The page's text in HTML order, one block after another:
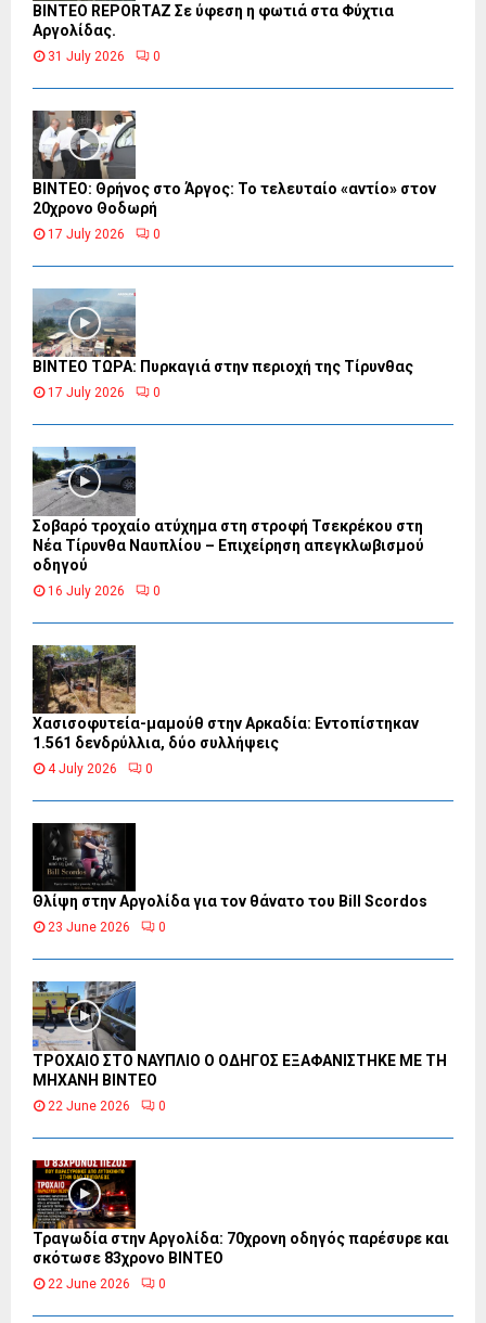
BINTEO REPORTAZ Σε ύφεση η φωτιά στα Φύχτια
Αργολίδας.
31 July 2026 0
ΒΙΝΤΕΟ: Θρήνος στο Άργος: Το τελευταίο «αντίο» στον
20χρονο Θοδωρή
17 July 2026 0
ΒΙΝΤΕΟ ΤΩΡΑ: Πυρκαγιά στην περιοχή της Τίρυνθας
17 July 2026 0
Σοβαρό τροχαίο ατύχημα στη στροφή Τσεκρέκου στη
Νέα Τίρυνθα Ναυπλίου – Επιχείρηση απεγκλωβισμού
οδηγού
16 July 2026 0
Χασισοφυτεία-μαμούθ στην Αρκαδία: Εντοπίστηκαν
1.561 δενδρύλλια, δύο συλλήψεις
4 July 2026 0
Θλίψη στην Αργολίδα για τον θάνατο του Bill Scordos
23 June 2026 0
ΤΡΟΧΑΙΟ ΣΤΟ ΝΑΥΠΛΙΟ Ο ΟΔΗΓΟΣ ΕΞΑΦΑΝΙΣΤΗΚΕ ΜΕ ΤΗ
ΜΗΧΑΝΗ ΒΙΝΤΕΟ
22 June 2026 0
Τραγωδία στην Αργολίδα: 70χρονη οδηγός παρέσυρε και
σκότωσε 83χρονο ΒΙΝΤΕΟ
22 June 2026 0